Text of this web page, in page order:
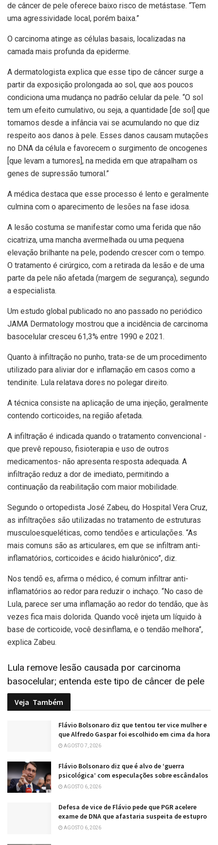
de câncer de pele oferece baixo risco de metástase. “Tem
uma agressividade local, porém baixa.”
O carcinoma atinge as células basais, localizadas na
camada mais profunda da epiderme.
A dermatologista explica que esse tipo de câncer surge a
partir da exposição prolongada ao sol, que aos poucos
condiciona uma mudança no padrão celular da pele. “O sol
tem um efeito cumulativo, ou seja, a quantidade [de sol] que
tomamos desde a infância vai se acumulando no que diz
respeito aos danos à pele. Esses danos causam mutações
no DNA da célula e favorecem o surgimento de oncogenes
[que levam a tumores], na medida em que atrapalham os
genes de supressão tumoral.”
A médica destaca que esse processo é lento e geralmente
culmina com o aparecimento de lesões na fase idosa.
A lesão costuma se manifestar como uma ferida que não
cicatriza, uma mancha avermelhada ou uma pequena
elevação brilhante na pele, podendo crescer com o tempo.
O tratamento é cirúrgico, com a retirada da lesão e de uma
parte da pele não afetada (margem de segurança), segundo
a especialista.
Um estudo global publicado no ano passado no periódico
JAMA Dermatology mostrou que a incidência de carcinoma
basocelular cresceu 61,3% entre 1990 e 2021.
Quanto à infiltração no punho, trata-se de um procedimento
utilizado para aliviar dor e inflamação em casos como a
tendinite. Lula relatava dores no polegar direito.
A técnica consiste na aplicação de uma injeção, geralmente
contendo corticoides, na região afetada.
A infiltração é indicada quando o tratamento convencional -
que prevê repouso, fisioterapia e uso de outros
medicamentos- não apresenta resposta adequada. A
infiltração reduz a dor de imediato, permitindo a
continuação da reabilitação com maior mobilidade.
Segundo o ortopedista José Zabeu, do Hospital Vera Cruz,
as infiltrações são utilizadas no tratamento de estruturas
musculoesqueléticas, como tendões e articulações. “As
mais comuns são as articulares, em que se infiltram anti-
inflamatórios, corticoides e ácido hialurônico”, diz.
Nos tendõ es, afirma o médico, é comum infiltrar anti-
inflamatórios ao redor para reduzir o inchaço. “No caso de
Lula, parece ser uma inflamação ao redor do tendão, que às
vezes fica mais dolorida. Quando você injeta um líquido à
base de corticoide, você desinflama, e o tendão melhora”,
explica Zabeu.
Lula remove lesão causada por carcinoma
basocelular; entenda este tipo de câncer de pele
Veja Também
Flávio Bolsonaro diz que tentou ter vice mulher e
que Alfredo Gaspar foi escolhido em cima da hora
AGOSTO 7, 2026
Flávio Bolsonaro diz que é alvo de ‘guerra
psicológica’ com especulações sobre escândalos
AGOSTO 6, 2026
Defesa de vice de Flávio pede que PGR acelere
exame de DNA que afastaria suspeita de estupro
AGOSTO 6, 2026